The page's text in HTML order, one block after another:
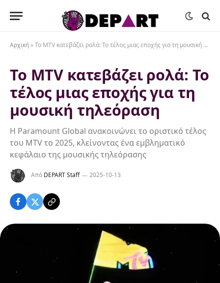
Αρχική »Το MTV κατεβάζει ρολά: Το τέλος μιας εποχής για τη μουσική τηλεόραση
Το MTV κατεβάζει ρολά: Το
τέλος μιας εποχής για τη
μουσική τηλεόραση
Η Paramount Global ανακοινώνει το οριστικό τέλος
του MTV το 2025, κλείνοντας ένα εμβληματικό
κεφάλαιο της μουσικής τηλεόρασης
Από DEPART Staff 2025-10-13